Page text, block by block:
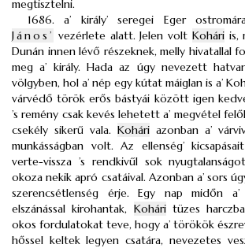
megtisztelni.
1686. a’ király’ seregei Eger
János’ vezérlete alatt. Jelen volt Koháriis,
Dunán innen lévő részeknek, melly hivatallal
meg a’ király. Hada az úgy nevezett
völgyben, hol a’ nép egy kútat máiglan is a’
várvédő török erős bástyái között igen
’s remény csak kevés lehetett a’ megvétel
csekély sikerű vala. Kohári azonban a’
munkásságban volt. Az ellenség’
verte-vissza ’s rendkivűl sok
okoza nekik apró csatáival. Azonban a’ sors
szerencsétlenség érje. Egy nap midőn
elszánással kirohantak, Koháritüzes
okos fordulatokat teve, hogy a’ törökök
hőssel keltek legyen csatára, nevezetes